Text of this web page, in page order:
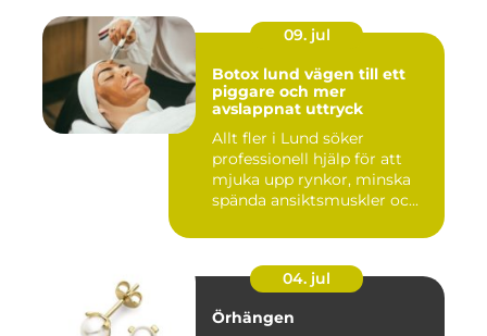
09. jul
Botox lund vägen till ett
piggare och mer
avslappnat uttryck
Allt fler i Lund söker
professionell hjälp för att
mjuka upp rynkor, minska
spända ansiktsmuskler oc...
04. jul
Örhängen